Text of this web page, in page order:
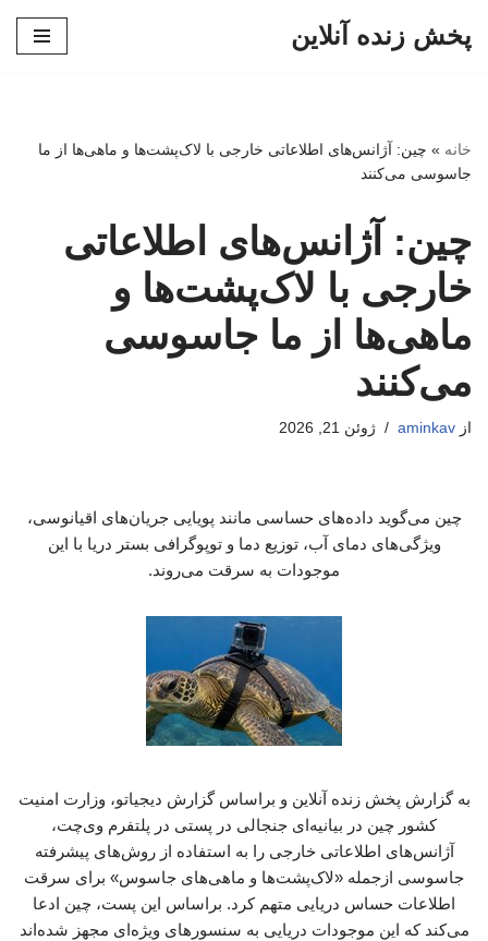
پخش زنده آنلاین
خانه » چین: آژانس‌های اطلاعاتی خارجی با لاک‌پشت‌ها و ماهی‌ها از ما
جاسوسی می‌کنند
چین: آژانس‌های اطلاعاتی
خارجی با لاک‌پشت‌ها و
ماهی‌ها از ما جاسوسی
می‌کنند
از aminkav ژوئن 21, 2026
چین می‌گوید داده‌های حساسی مانند پویایی جریان‌های اقیانوسی،
ویژگی‌های دمای آب، توزیع دما و توپوگرافی بستر دریا با این
موجودات به سرقت می‌روند.
به گزارش پخش زنده آنلاین و براساس گزارش دیجیاتو، وزارت امنیت
کشور چین در بیانیه‌ای جنجالی در پستی در پلتفرم وی‌چت،
آژانس‌های اطلاعاتی خارجی را به استفاده از روش‌های پیشرفته
جاسوسی ازجمله «لاک‌پشت‌ها و ماهی‌های جاسوس» برای سرقت
اطلاعات حساس دریایی متهم کرد. براساس این پست، چین ادعا
می‌کند که این موجودات دریایی به سنسورهای ویژه‌ای مجهز شده‌اند